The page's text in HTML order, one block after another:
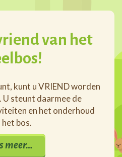
van het
kunt u VRIEND worden
U steunt daarmee de
en het onderhoud
het bos.
meer…